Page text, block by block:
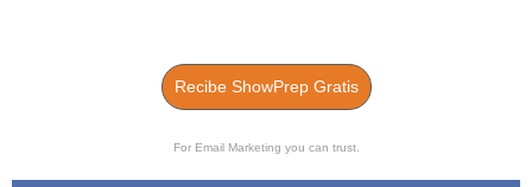
Recibe ShowPrep Gratis
For Email Marketing you can trust.